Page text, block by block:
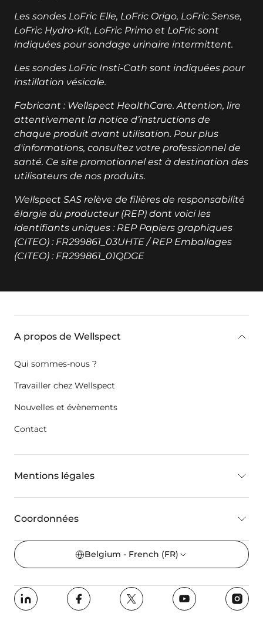
Les sondes LoFric Elle, LoFric Origo, LoFric Sense,
LoFric Hydro-Kit, LoFric Primo et LoFric sont
indiquées pour sondage urinaire intermittent.
Les sondes LoFric Insti-Cath sont indiquées pour
instillation vésicale.
Fabricant : Wellspect HealthCare. Attention, lire
attentivement la notice d’instructions de
chaque produit avant utilisation. Pour plus
d'informations, consultez votre professionnel de
santé. Ce site promotionnel est à destination des
utilisateurs de nos produits.
Wellspect SAS relève de filières de responsabilité
élargie du producteur (REP) dont voici les
identifiants uniques : REP Papiers graphiques
(CITEO) : FR299861_03UHTE / REP Emballages
(CITEO) : FR299861_01QDGE
A propos de Wellspect
Qui sommes-nous ?
Travailler chez Wellspect
Nouvelles et évènements
Contact
Mentions légales
Coordonnées
Belgium - French (FR)